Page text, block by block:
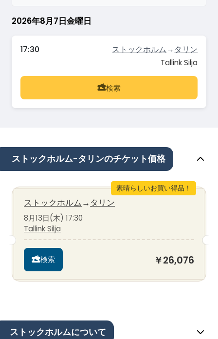
2026年8月7日金曜日
17:30 ストックホルム→ タリン
Tallink Silja
検索
ストックホルム-タリンのチケット価格
素晴らしいお買い得品！
ストックホルム→ タリン
8月13日(木) 17:30
Tallink Silja
検索 ￥26,076
ストックホルムについて